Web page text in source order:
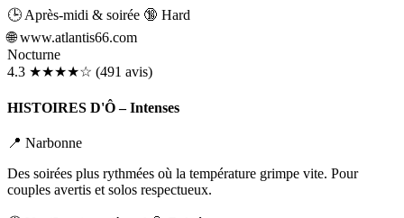
🕒 Après-midi & soirée 🔞 Hard
🌐www.atlantis66.com
Nocturne
4.3 ★★★★☆ (491 avis)
HISTOIRES D'Ô – Intenses
📍 Narbonne
Des soirées plus rythmées où la température grimpe vite. Pour
couples avertis et solos respectueux.